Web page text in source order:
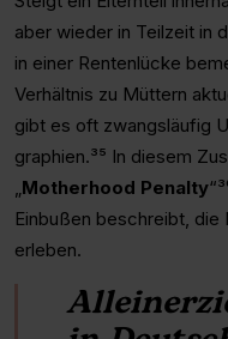
aber wieder in Teilzeit in
in einer Rentenlücke
Verhältnis zu Müttern
gibt es oft zwangs­läufig
graphien.³⁵ In diesem
Motherhood Penalty
Einbußen beschreibt,
erleben.